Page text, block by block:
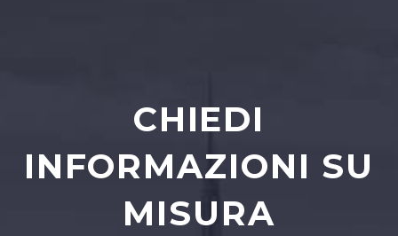
CHIEDI
INFORMAZIONI SU
MISURA